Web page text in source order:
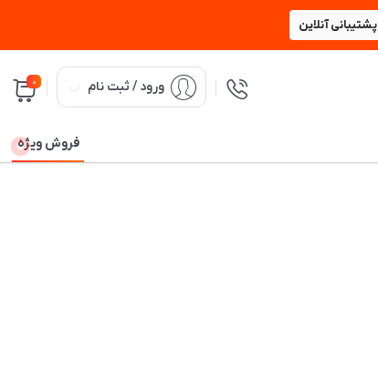
پشتیبانی آنلاین
ورود / ثبت نام 0
فروش ویژه